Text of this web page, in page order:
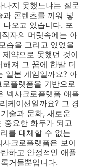
나지 못했느냐는 질문
콘텐츠를 끼워 넣
오고 있습니다. 포
자의 머릿속에는 아
습을 그리고 있었을
약으로 못했던 것이
져 그 꿈에 한발 더
일본 게임일까요? 아
플랫폼을 기반으로
넥사크로플랫폼 애플
케이션일까요? 그 경
술과 문화, 새로운
중요한 화두가 되고
를 대체할 수 없는
크로플랫폼은 보이
하고 안정적인 애플
거들뿐입니다.